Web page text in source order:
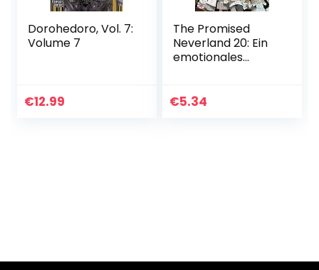
Dorohedoro, Vol. 7:
Volume 7
€12.99
The Promised
Neverland 20: Ein
emotionales
€5.34